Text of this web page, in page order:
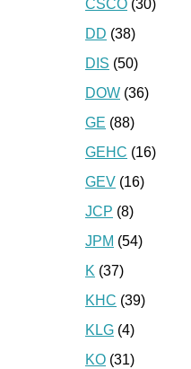
CSCO (30)
DD (38)
DIS (50)
DOW (36)
GE (88)
GEHC (16)
GEV (16)
JCP (8)
JPM (54)
K (37)
KHC (39)
KLG (4)
KO (31)